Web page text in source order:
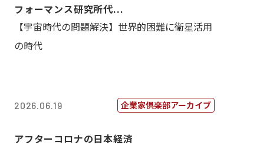
フォーマンス研究所代...
【宇宙時代の問題解決】世界的困難に衛星活用
の時代
2026.06.19 企業家倶楽部アーカイブ
アフターコロナの日本経済